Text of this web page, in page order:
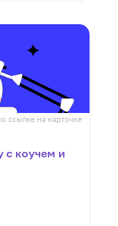
ссылке на карточке
с коучем и